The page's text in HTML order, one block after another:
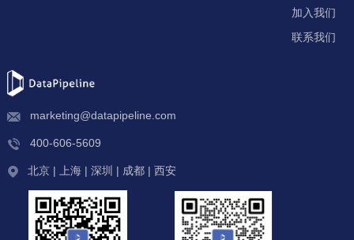
加入我们
联系我们
marketing@datapipeline.com
400-606-5609
北京 | 上海 | 深圳 | 成都 | 西安